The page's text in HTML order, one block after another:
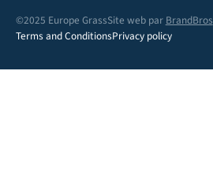
©2025 Europe GrassSite web par BrandBros
Terms and ConditionsPrivacy policy